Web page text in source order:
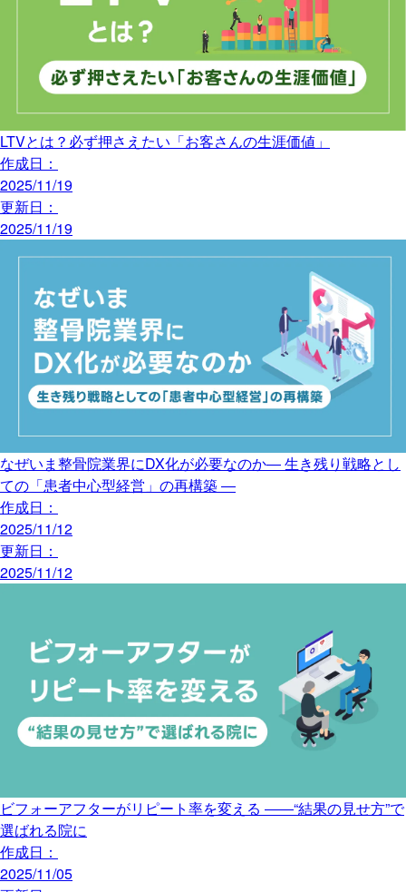
LTVとは？必ず押さえたい「お客さんの生涯価値」
作成日：
2025/11/19
更新日：
2025/11/19
なぜいま整骨院業界にDX化が必要なのか― 生き残り戦略とし
ての「患者中心型経営」の再構築 ―
作成日：
2025/11/12
更新日：
2025/11/12
ビフォーアフターがリピート率を変える ――“結果の見せ方”で
選ばれる院に
作成日：
2025/11/05